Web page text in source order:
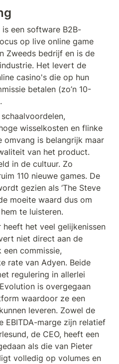
is een software B2B-
op live online game
Zweeds bedrijf en is de
Het levert de
casino's die op hun
betalen (zo’n 10-
wisselkosten en flinke
omvang is belangrijk maar
van het product.
in de cultuur. Zo
110 nieuwe games. De
gezien als ‘The Steve
moeite waard dus om
te luisteren.
heeft het veel gelijkenissen
niet direct aan de
commissie,
rate van Adyen. Beide
regulering in allerlei
is overgegaan
waardoor ze een
leveren. Zowel de
EBITDA-marge zijn relatief
de CEO, heeft een
als die van Pieter
volledig op volumes en